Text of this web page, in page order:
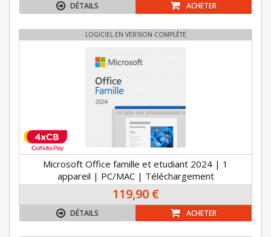
DÉTAILS ACHETER
LOGICIEL EN VERSION COMPLÈTE
Microsoft Office famille et etudiant 2024 | 1
appareil | PC/MAC | Téléchargement
119,90 €
DÉTAILS ACHETER